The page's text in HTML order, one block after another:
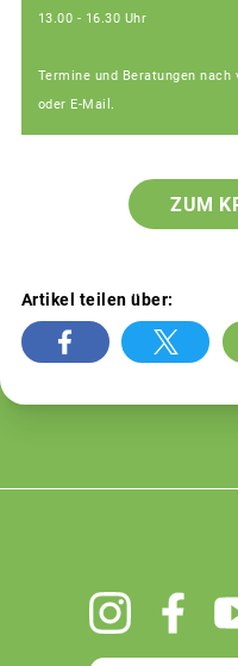
13.00 - 16.30 Uhr
Termine und Beratungen
oder E-Mail.
ZUM
Artikel teilen über: